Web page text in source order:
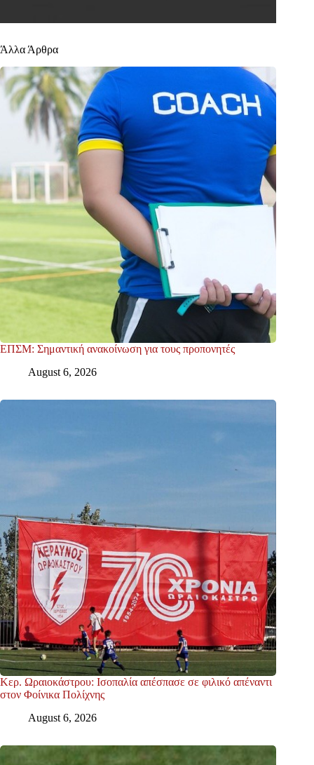
Άλλα Άρθρα
ΕΠΣΜ: Σημαντική ανακοίνωση για τους προπονητές
August 6, 2026
Κερ. Ωραιοκάστρου: Ισοπαλία απέσπασε σε φιλικό απέναντι
στον Φοίνικα Πολίχνης
August 6, 2026